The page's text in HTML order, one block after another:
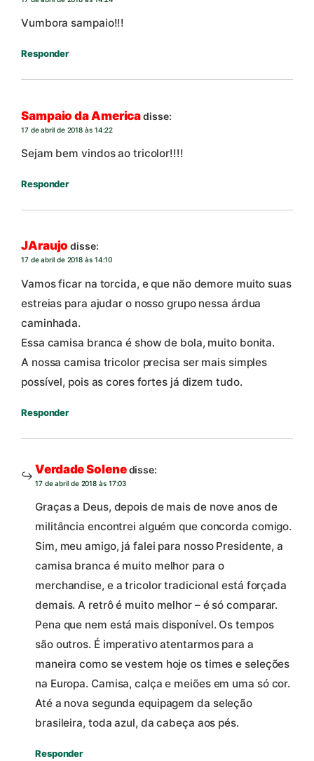
Vumbora sampaio!!!
Responder
Sampaio da Americadisse:
17 de abril de 2018 às 14:22
Sejam bem vindos ao tricolor!!!!
Responder
JAraujo disse:
17 de abril de 2018 às 14:10
Vamos ficar na torcida, e que não demore muito suas
estreias para ajudar o nosso grupo nessa árdua
caminhada.
Essa camisa branca é show de bola, muito bonita.
A nossa camisa tricolor precisa ser mais simples
possível, pois as cores fortes já dizem tudo.
Responder
Verdade Solenedisse:
17 de abril de 2018 às 17:03
Graças a Deus, depois de mais de nove anos de
militância encontrei alguém que concorda comigo.
Sim, meu amigo, já falei para nosso Presidente, a
camisa branca é muito melhor para o
merchandise, e a tricolor tradicional está forçada
demais. A retrô é muito melhor – é só comparar.
Pena que nem está mais disponível. Os tempos
são outros. É imperativo atentarmos para a
maneira como se vestem hoje os times e seleções
na Europa. Camisa, calça e meiões em uma só cor.
Até a nova segunda equipagem da seleção
brasileira, toda azul, da cabeça aos pés.
Responder